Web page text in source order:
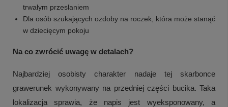
trwałym przesłaniem
Dla osób szukających ozdoby na roczek, która może stanąć
w dziecięcym pokoju
Na co zwrócić uwagę w detalach?
Najbardziej osobisty charakter nadaje tej skarbonce
grawerunek wykonywany na przedniej części bucika. Taka
lokalizacja sprawia, że napis jest wyeksponowany, a